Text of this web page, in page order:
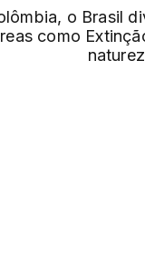
o Brasil
como